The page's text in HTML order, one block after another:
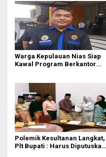
Warga Kepulauan Nias Siap
Kawal Program Berkantor
Polemik Kesultanan Langkat,
Plt Bupati : Harus Diputuskan